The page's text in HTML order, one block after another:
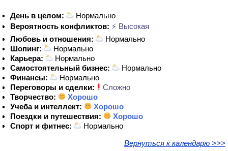
День в целом:
Нормально
Вероятность конфликтов: ⚡ Высокая
Любовь и отношения:
Нормально
Шопинг:
Нормально
Карьера:
Нормально
Самостоятельный бизнес:
Нормально
Финансы:
Нормально
Переговоры и сделки:
Сложно
Творчество:
Хорошо
Учеба и интеллект:
Хорошо
Поездки и путешествия:
Хорошо
Спорт и фитнес:
Нормально
Вернуться к календарю >>>